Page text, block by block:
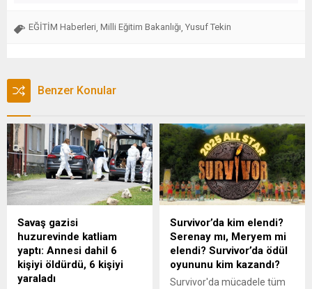
EĞİTİM Haberleri Milli Eğitim Bakanlığı Yusuf Tekin
Benzer Konular
Savaş gazisi
huzurevinde katliam
yaptı: Annesi dahil 6
kişiyi öldürdü, 6 kişiyi
yaraladı
Survivor’da kim elendi?
Serenay mı, Meryem mi
elendi? Survivor’da ödül
oyununu kim kazandı?
Survivor'da mücadele tüm